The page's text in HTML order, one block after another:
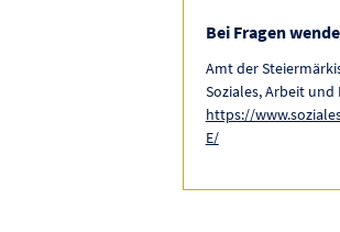
Bei Fragen
Amt der
Soziales, Arbeit
https://
E/